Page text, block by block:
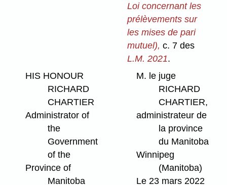
Loi concernant les
prélèvements sur
les mises de pari
mutuel), c. 7 des
L.M. 2021.
HIS HONOUR
RICHARD
CHARTIER
Administrator of
the
Government
of the
Province of
Manitoba
M. le juge
RICHARD
CHARTIER,
administrateur de
la province
du Manitoba
Winnipeg
(Manitoba)
Le 23 mars 2022